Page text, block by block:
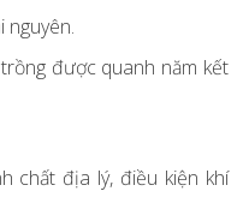
nguyên.
được quanh năm kết
chất địa lý, điều kiện khí